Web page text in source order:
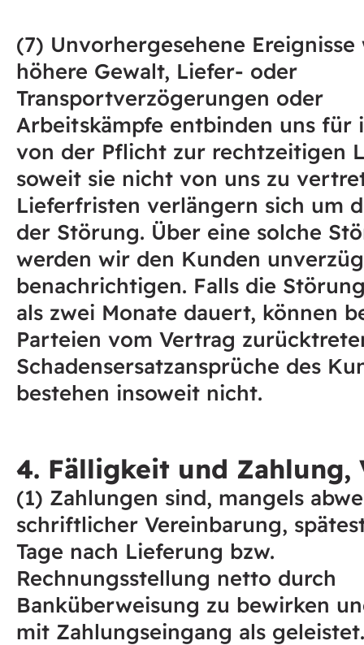
(7) Unvorhergesehene Ereignisse
höhere Gewalt, Liefer- oder
Transportverzögerungen oder
Arbeitskämpfe entbinden uns für
von der Pflicht zur rechtzeitigen
soweit sie nicht von uns zu
Lieferfristen verlängern sich um
der Störung. Über eine solche
werden wir den Kunden
benachrichtigen. Falls die
als zwei Monate dauert, können
Parteien vom Vertrag
Schadensersatzansprüche des
bestehen insoweit nicht.
4. Fälligkeit und Zahlung,
(1) Zahlungen sind, mangels
schriftlicher Vereinbarung,
Tage nach Lieferung bzw.
Rechnungsstellung netto durch
Banküberweisung zu bewirken
mit Zahlungseingang als geleistet.